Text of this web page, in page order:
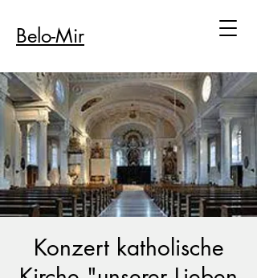
Belo-Mir
Konzert katholische